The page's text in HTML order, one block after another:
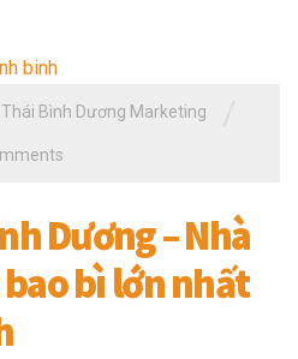
Thái Bình Dương Marketing
Dương – Nhà
bì lớn nhất